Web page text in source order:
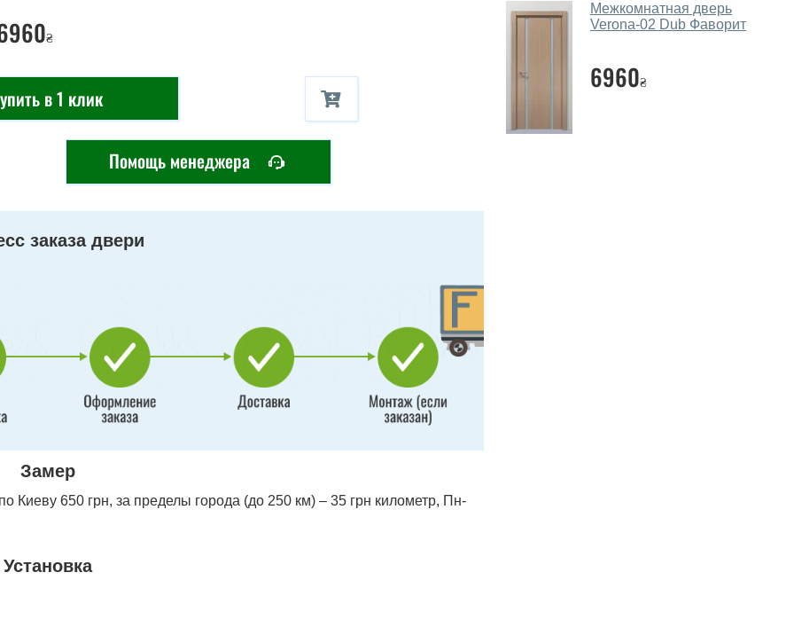
₴
в 1 клик
Помощь менеджера
заказа двери
Замер
Киеву 650 грн, за пределы города (до 250 км) – 35 грн километр, Пн-
Установка
Межкомнатная дверь
Verona-02 Dub Фаворит
6960₴